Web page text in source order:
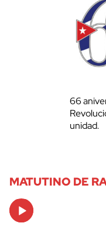
66
unidad.
MATUTINO DE
Audio
Player